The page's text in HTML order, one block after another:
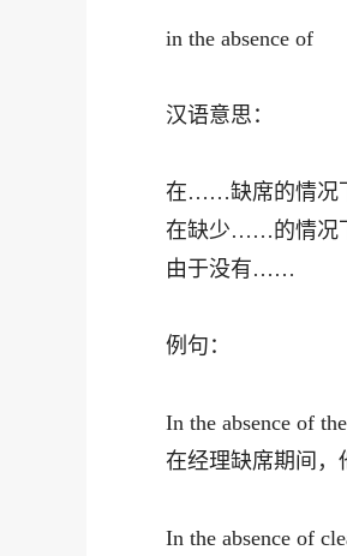
in the absence of
汉语意思：
在……缺席的情况
在缺少……的情况
由于没有……
例句：
In the absence of
在经理缺席期间，
In the absence of